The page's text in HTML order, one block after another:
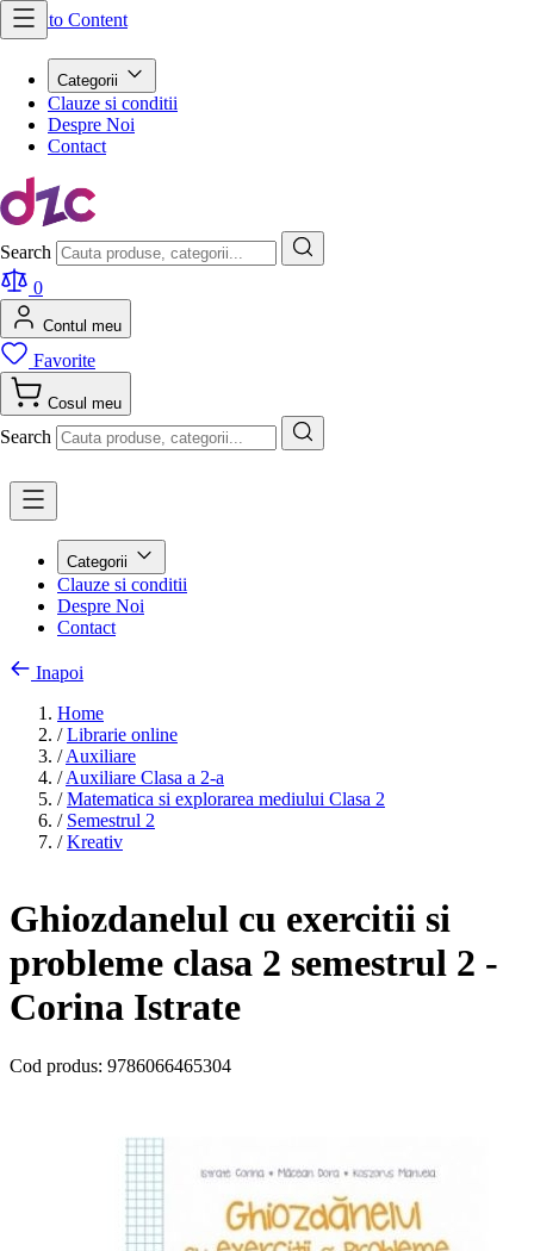
Skip to Content
Categorii
Clauze si conditii
Despre Noi
Contact
Search
0
Contul meu
Favorite
Cosul meu
Search
Categorii
Clauze si conditii
Despre Noi
Contact
Inapoi
Home
/ Librarie online
/ Auxiliare
/ Auxiliare Clasa a 2-a
/ Matematica si explorarea mediului Clasa 2
/ Semestrul 2
/ Kreativ
Ghiozdanelul cu exercitii si
probleme clasa 2 semestrul 2 -
Corina Istrate
Cod produs: 9786066465304